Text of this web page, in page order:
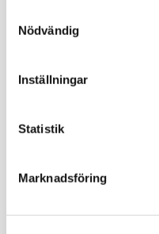
Nödvändig
Inställningar
Statistik
Marknadsföring